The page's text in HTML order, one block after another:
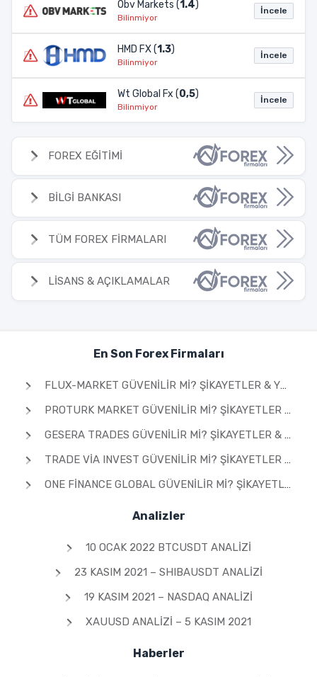
Obv Markets (1.4)
Bilinmiyor
İncele
HMD FX (1.3)
Bilinmiyor
İncele
Wt Global Fx (0,5)
Bilinmiyor
İncele
FOREX EĞİTİMİ
BİLGİ BANKASI
TÜM FOREX FİRMALARI
LİSANS & AÇIKLAMALAR
En Son Forex Firmaları
FLUX-MARKET GÜVENILIR MI? ŞIKAYETLER & YORUMLAR 2026
PROTURK MARKET GÜVENILIR MI? ŞIKAYETLER & YORUMLAR 2026
GESERA TRADES GÜVENILIR MI? ŞIKAYETLER & YORUMLAR 2026
TRADE VIA INVEST GÜVENILIR MI? ŞIKAYETLER & YORUMLAR 2026
ONE FINANCE GLOBAL GÜVENILIR MI? ŞIKAYETLER & YORUMLAR 2026
Analizler
10 OCAK 2022 BTCUSDT ANALIZI
23 KASIM 2021 – SHIBAUSDT ANALIZI
19 KASIM 2021 – NASDAQ ANALIZI
XAUUSD ANALIZI – 5 KASIM 2021
Haberler